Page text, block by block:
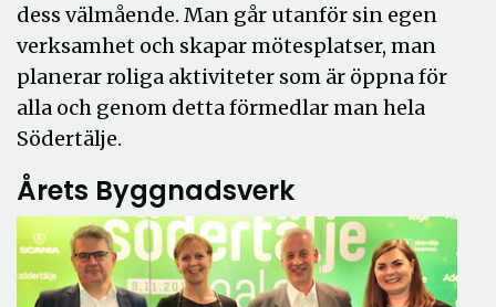
dess välmående. Man går utanför sin egen
verksamhet och skapar mötesplatser, man
planerar roliga aktiviteter som är öppna för
alla och genom detta förmedlar man hela
Södertälje.
Årets Byggnadsverk